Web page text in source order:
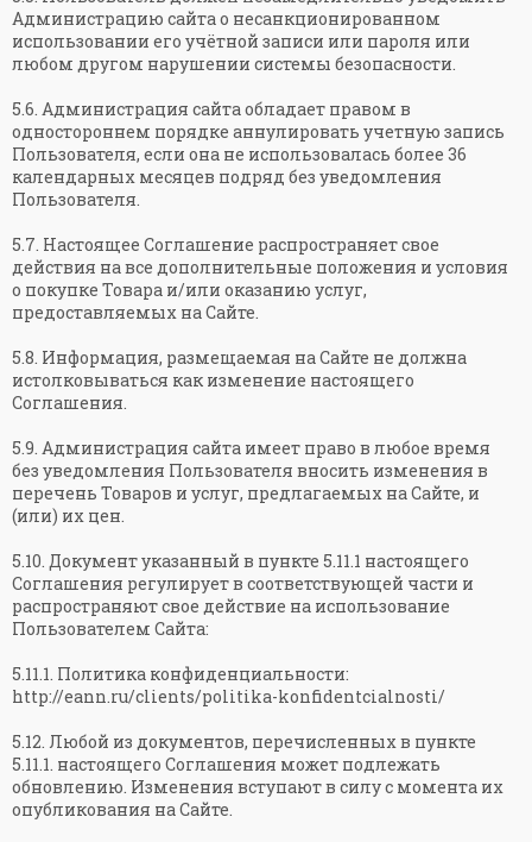
Администрацию сайта о несанкционированном
использовании его учётной записи или пароля или
любом другом нарушении системы безопасности.
5.6. Администрация сайта обладает правом в
одностороннем порядке аннулировать учетную запись
Пользователя, если она не использовалась более 36
календарных месяцев подряд без уведомления
Пользователя.
5.7. Настоящее Соглашение распространяет свое
действия на все дополнительные положения и условия
о покупке Товара и/или оказанию услуг,
предоставляемых на Сайте.
5.8. Информация, размещаемая на Сайте не должна
истолковываться как изменение настоящего
Соглашения.
5.9. Администрация сайта имеет право в любое время
без уведомления Пользователя вносить изменения в
перечень Товаров и услуг, предлагаемых на Сайте, и
(или) их цен.
5.10. Документ указанный в пункте 5.11.1 настоящего
Соглашения регулирует в соответствующей части и
распространяют свое действие на использование
Пользователем Сайта:
5.11.1. Политика конфиденциальности:
http://eann.ru/clients/politika-konfidentcialnosti/
5.12. Любой из документов, перечисленных в пункте
5.11.1. настоящего Соглашения может подлежать
обновлению. Изменения вступают в силу с момента их
опубликования на Сайте.